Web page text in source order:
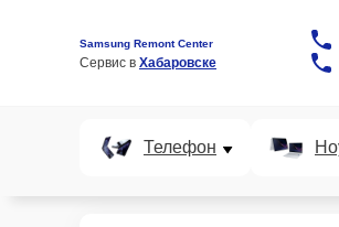
Samsung Remont Center
Сервис в Хабаровске
Телефон